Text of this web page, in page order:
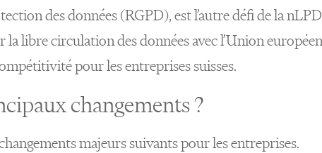
des données (RGPD), est l’autre défi de la
libre circulation des données avec l’Union
pour les entreprises suisses.
changements ?
majeurs suivants pour les entreprises.